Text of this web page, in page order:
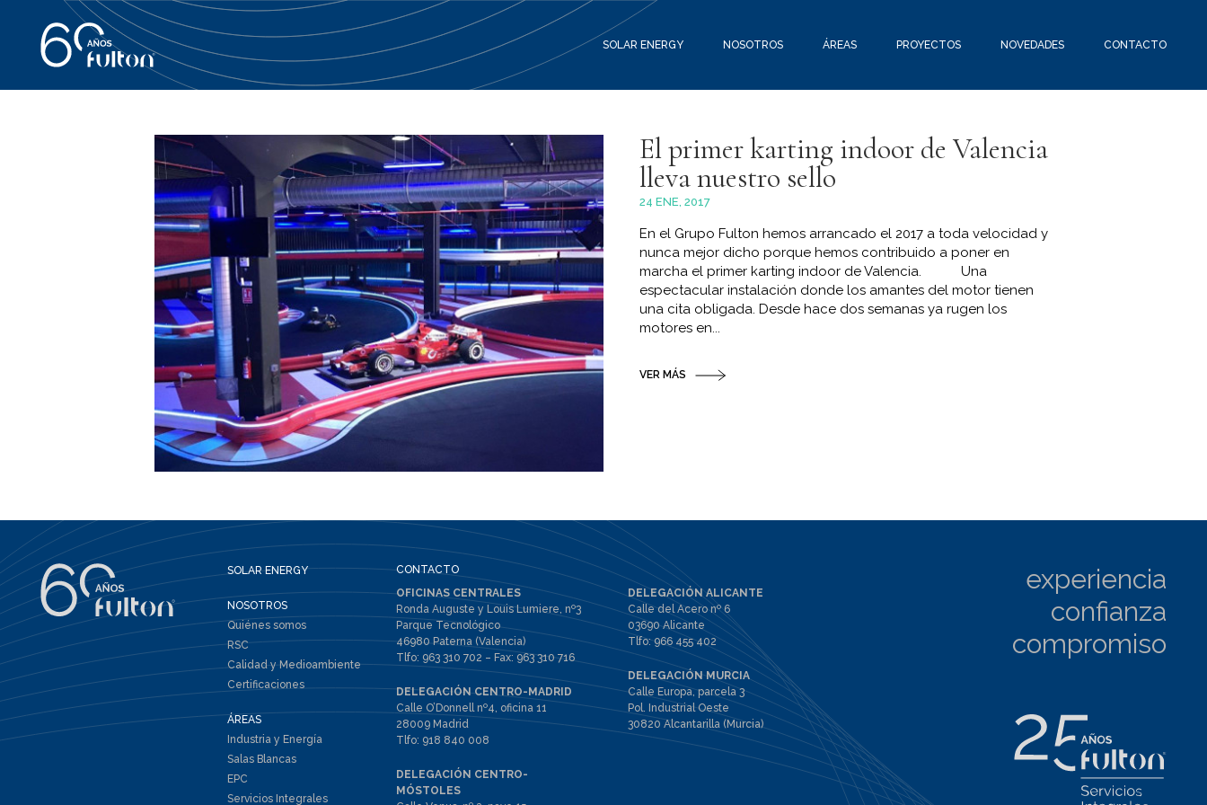
SOLAR ENERGY NOSOTROS ÁREAS PROYECTOS NOVEDADES CONTACTO
El primer karting indoor de Valencia
lleva nuestro sello
24 ENE, 2017
En el Grupo Fulton hemos arrancado el 2017 a toda velocidad y
nunca mejor dicho porque hemos contribuido a poner en
marcha el primer karting indoor de Valencia. Una
espectacular instalación donde los amantes del motor tienen
una cita obligada. Desde hace dos semanas ya rugen los
motores en...
VER MÁS
SOLAR ENERGY
NOSOTROS
Quiénes somos
RSC
Calidad y Medioambiente
Certificaciones
ÁREAS
Industria y Energía
Salas Blancas
EPC
Servicios Integrales
CONTACTO
OFICINAS CENTRALES
Ronda Auguste y Louis Lumiere, nº3
Parque Tecnológico
46980 Paterna (Valencia)
Tlfo: 963 310 702 – Fax: 963 310 716
DELEGACIÓN CENTRO-MADRID
Calle O’Donnell nº4, oficina 11
28009 Madrid
Tlfo: 918 840 008
DELEGACIÓN CENTRO-
MÓSTOLES
DELEGACIÓN ALICANTE
Calle del Acero nº 6
03690 Alicante
Tlfo:966 455 402
DELEGACIÓN MURCIA
Calle Europa, parcela 3
Pol. Industrial Oeste
30820 Alcantarilla (Murcia)
experiencia
confianza
compromiso